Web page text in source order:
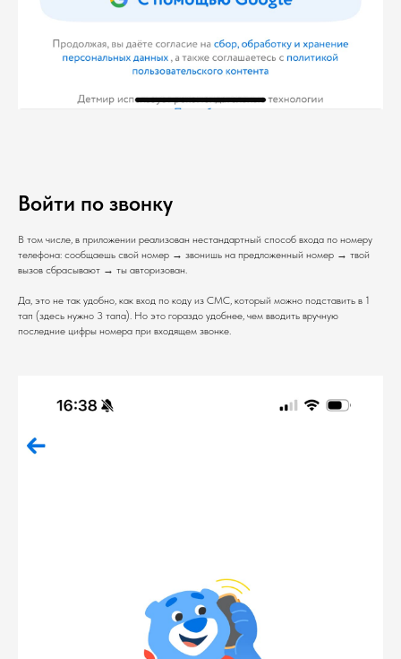
Войти по звонку
В том числе, в приложении реализован нестандартный способ входа по номеру
телефона: сообщаешь свой номер → звонишь на предложенный номер → твой
вызов сбрасывают → ты авторизован.
Да, это не так удобно, как вход по коду из СМС, который можно подставить в 1
тап (здесь нужно 3 тапа). Но это гораздо удобнее, чем вводить вручную
последние цифры номера при входящем звонке.